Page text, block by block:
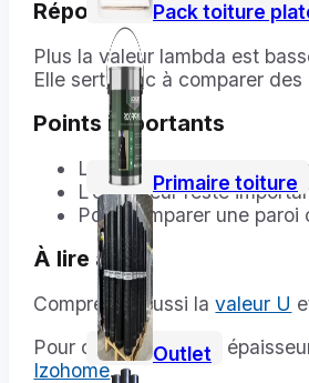
Pack toiture
Primaire toiture
Outlet
Réponse courte
Plus la valeur lambda est
Elle sert donc à comparer
Points importants
Lambda basse =
L’épaisseur reste
Pour comparer une
À lire aussi
Comprenez aussi lavaleur U
Pour choisir la bonne
Izohome.